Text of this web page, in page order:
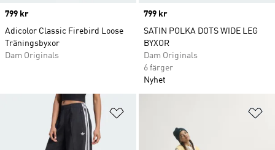
Price
799 kr
Adicolor Classic Firebird Loose
Träningsbyxor
Dam Originals
Price
799 kr
SATIN POLKA DOTS WIDE LEG
BYXOR
Dam Originals
6 färger
Nyhet